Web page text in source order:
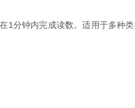
分钟内完成读数。适用于多种